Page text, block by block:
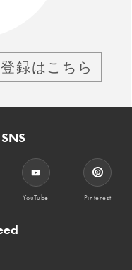
録はこちら
YouTube Pinterest